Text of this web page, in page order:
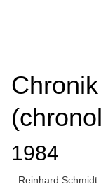
1984
Reinhard Schmidt